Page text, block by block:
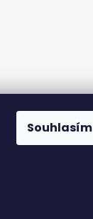
Souhlasím